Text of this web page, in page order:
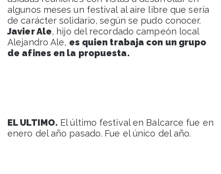
algunos meses un festival al aire libre que sería
de carácter solidario, según se pudo conocer.
Javier Ale, hijo del recordado campeón local
Alejandro Ale, es quien trabaja con un grupo
de afines en la propuesta.
EL ULTIMO. El último festival en Balcarce fue en
enero del año pasado. Fue el único del año.